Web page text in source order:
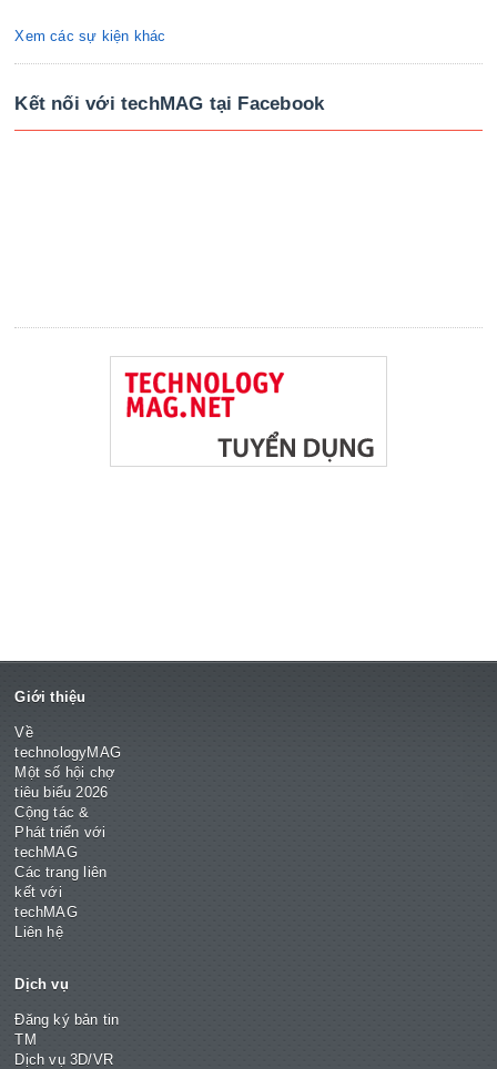
Xem các sự kiện khác
Kết nối với techMAG tại Facebook
Giới thiệu
Về
technologyMAG
Một số hội chợ
tiêu biểu 2026
Cộng tác &
Phát triển với
techMAG
Các trang liên
kết với
techMAG
Liên hệ
Dịch vụ
Đăng ký bản tin
TM
Dịch vụ 3D/VR